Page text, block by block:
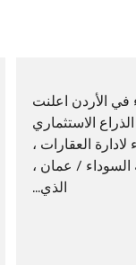
الأردن اعلنت
الاستثماري
العقارات ،
/ عمان ،
الذي...